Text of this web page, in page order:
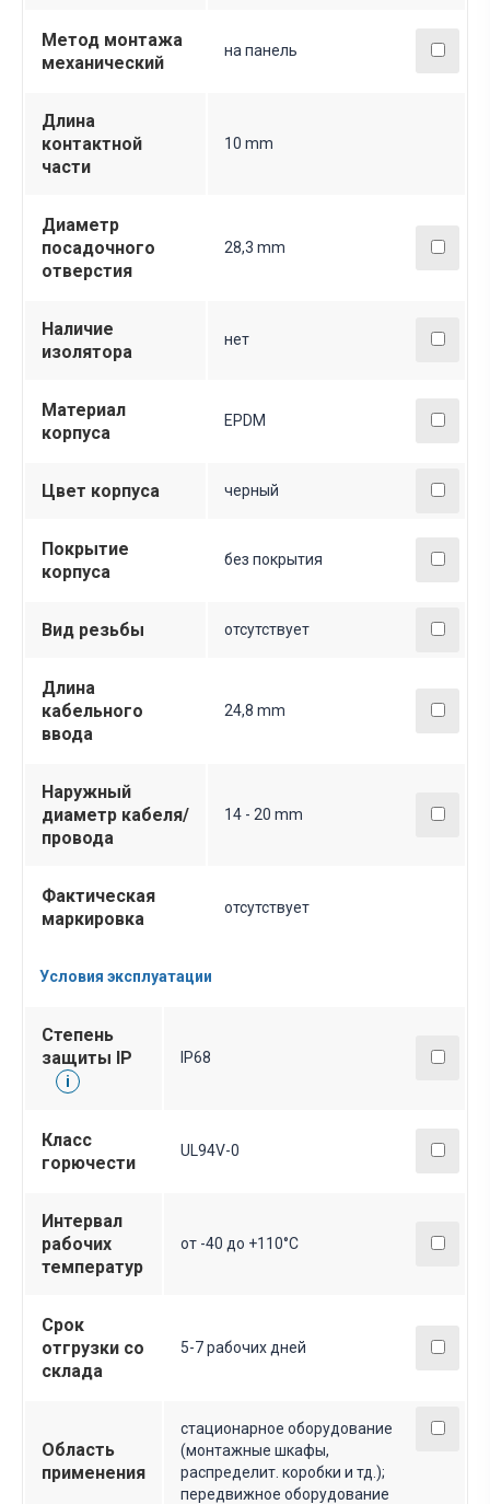
Метод монтажа
механический
на панель
Длина
контактной
части
10 mm
Диаметр
посадочного
отверстия
28,3 mm
Наличие
изолятора
нет
Материал
корпуса
EPDM
Цвет корпуса черный
Покрытие
корпуса
без покрытия
Вид резьбы отсутствует
Длина
кабельного
ввода
24,8 mm
Наружный
диаметр кабеля/
провода
14 - 20 mm
Фактическая
маркировка
отсутствует
Условия эксплуатации
Степень
защиты IP
i
IP68
Класс
горючести
UL94V-0
Интервал
рабочих
температур
от -40 до +110°С
Срок
отгрузки со
склада
5-7 рабочих дней
Область
применения
стационарное оборудование
(монтажные шкафы,
распределит. коробки и тд.);
передвижное оборудование